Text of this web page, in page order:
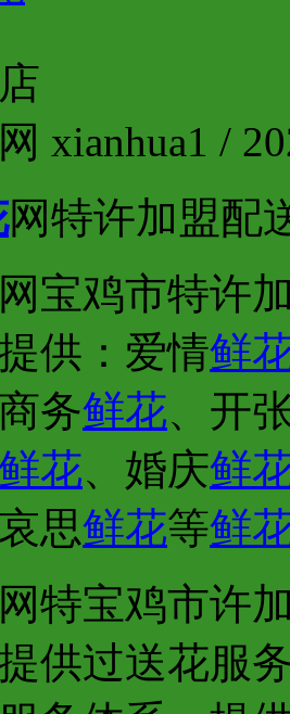
xianhua1 /
网特许加盟
网宝鸡市特许
供：爱情鲜
务鲜花、开
花、婚庆鲜
思鲜花等鲜
网特宝鸡市许
供过送花服